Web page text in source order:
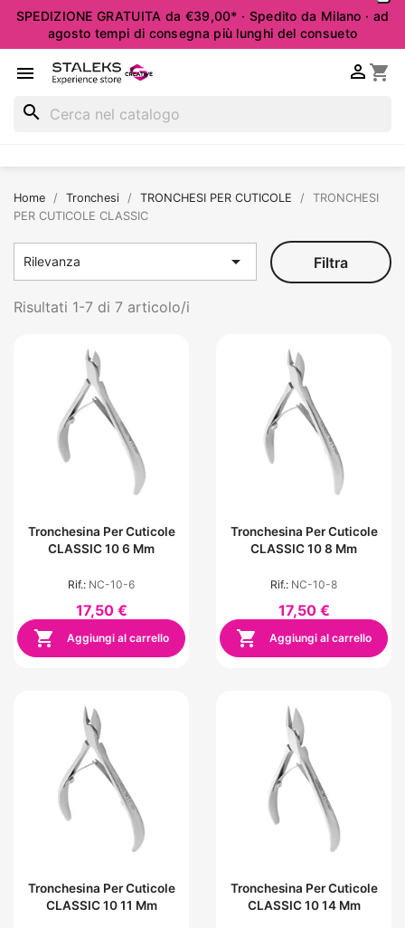
SPEDIZIONE GRATUITA da €39,00* · Spedito da Milano · ad
agosto tempi di consegna più lunghi del consueto
 shopping_cart

search
Home Tronchesi TRONCHESI PER CUTICOLE
TRONCHESI
PER CUTICOLE CLASSIC
Rilevanza  Filtra
Risultati 1-7 di 7 articolo/i
Tronchesina Per Cuticole
CLASSIC 10 6 Mm
Rif.: NC-10-6
17,50 €
 Aggiungi al carrello
Tronchesina Per Cuticole
CLASSIC 10 8 Mm
Rif.: NC-10-8
17,50 €
 Aggiungi al carrello
Tronchesina Per Cuticole
CLASSIC 10 11 Mm
Tronchesina Per Cuticole
CLASSIC 10 14 Mm